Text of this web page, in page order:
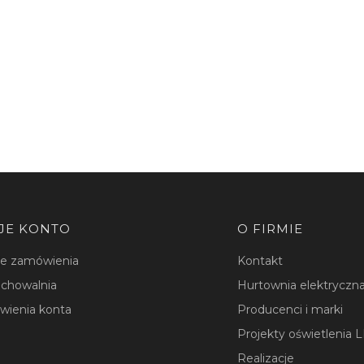
KONTO
zamówienia
konta
O FIRMIE
Kontakt
Hurtownia
Producenci i marki
Projekty oświetlenia
Realizacje